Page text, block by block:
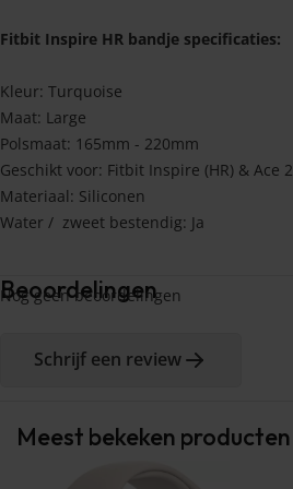
Fitbit Inspire HR bandje specificaties:
Kleur: Turquoise
Maat: Large
Polsmaat: 165mm - 220mm
Geschikt voor: Fitbit Inspire (HR) & Ace 2
Materiaal: Siliconen
Water / zweet bestendig: Ja
Beoordelingen
Nog geen beoordelingen
Schrijf een review
Meest bekeken producten